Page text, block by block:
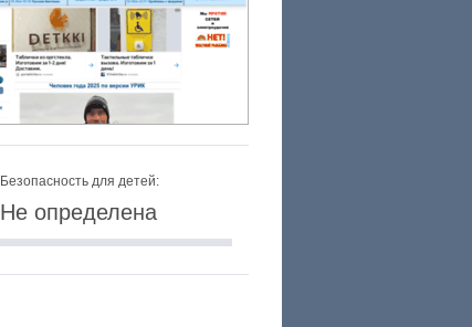
Безопасность для детей:
Не определена